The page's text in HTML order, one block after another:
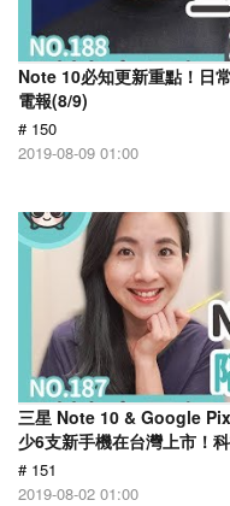
Note 10必知更新重點！日
電報(8/9)
# 150
2019-08-09 01:00
三星 Note 10 & Google
少6支新手機在台灣上市！
# 151
2019-08-02 01:00